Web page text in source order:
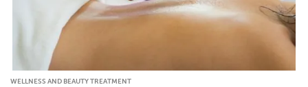
WELLNESS AND BEAUTY TREATMENT